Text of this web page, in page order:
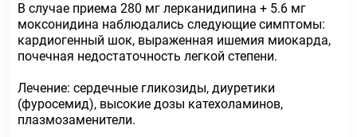
В случае приема 280 мг лерканидипина + 5.6 мг
моксонидина наблюдались следующие симптомы:
кардиогенный шок, выраженная ишемия миокарда,
почечная недостаточность легкой степени.
Лечение: сердечные гликозиды, диуретики
(фуросемид), высокие дозы катехоламинов,
плазмозаменители.